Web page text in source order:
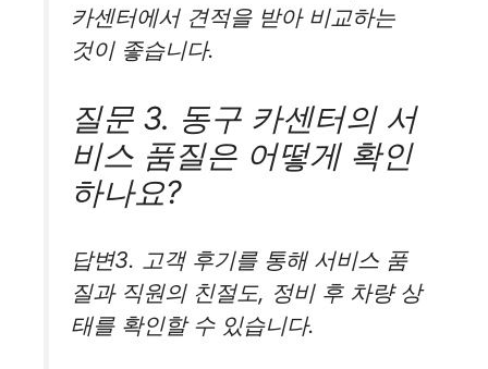
카센터에서 견적을 받아 비교하는
것이 좋습니다.
질문 3. 동구 카센터의 서
비스 품질은 어떻게 확인
하나요?
답변3. 고객 후기를 통해 서비스 품
질과 직원의 친절도, 정비 후 차량 상
태를 확인할 수 있습니다.